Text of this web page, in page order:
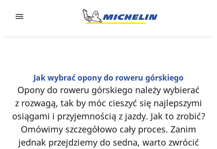
Jak wybrać opony do roweru górskiego
Opony do roweru górskiego należy wybierać
z rozwagą, tak by móc cieszyć się najlepszymi
osiągami i przyjemnością z jazdy. Jak to zrobić?
Omówimy szczegółowo cały proces. Zanim
jednak przejdziemy do sedna, warto zwrócić